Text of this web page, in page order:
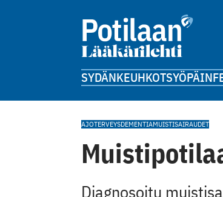
SYDÄNKEUHKOTSYÖPÄ
AJOTERVEYSDEMENTIAMUISTISAIRAUDET
Diagnosoitu